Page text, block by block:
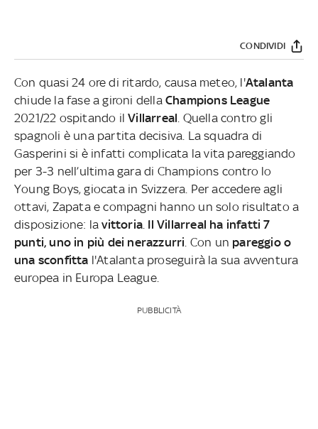
CONDIVIDI
Con quasi 24 ore di ritardo, causa meteo, l'Atalanta
chiude la fase a gironi della Champions League
2021/22 ospitando ilVillarreal . Quella contro gli
spagnoli è una partita decisiva. La squadra di
Gasperini si è infatti complicata la vita pareggiando
per 3-3 nell’ultima gara di Champions contro lo
Young Boys, giocata in Svizzera. Per accedere agli
ottavi, Zapata e compagni hanno un solo risultato a
disposizione: lavittoria Il Villarreal ha infatti 7
punti, uno in più dei nerazzurri . Con un pareggio o
una sconfitta l'Atalanta proseguirà la sua avventura
europea in Europa League.
PUBBLICITÀ